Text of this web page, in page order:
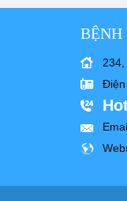
Điện